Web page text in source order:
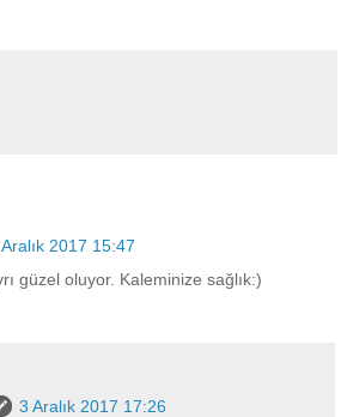
2017 15:47
güzel oluyor. Kaleminize sağlık:)
3 Aralık 2017 17:26